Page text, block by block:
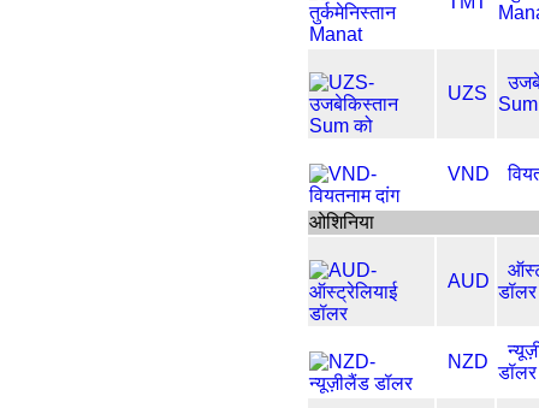
UZS
VND
ओशिनिया
AUD
डॉलर
NZD
डॉलर